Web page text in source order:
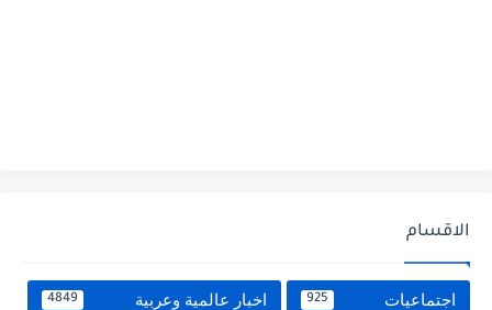
الاقسام
اجتماعيات 925 اخبار عالمية وعربية 4849